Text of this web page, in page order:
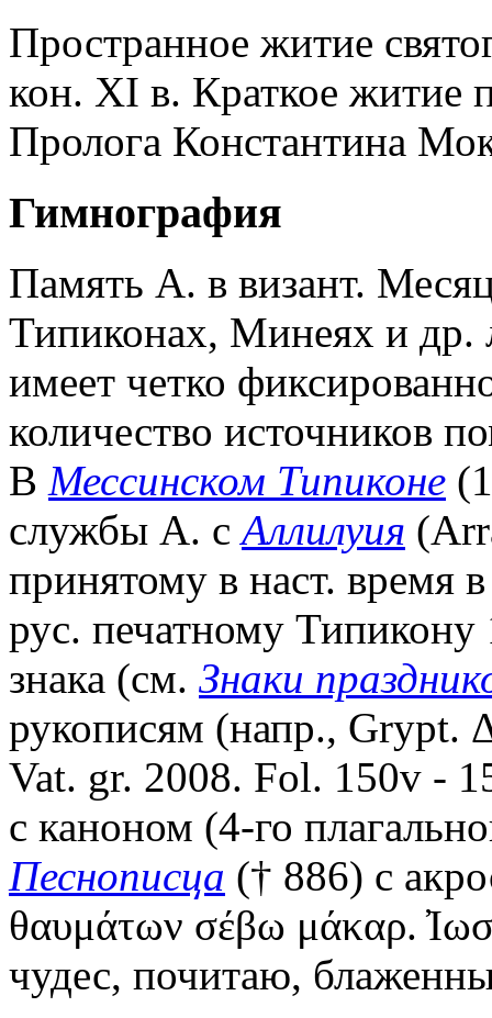
Пространное житие
кон. XI в. Краткое житие
Пролога Константина
Гимнография
Память А. в визант.
Типиконах, Минеях и др.
имеет четко
количество источников
В Мессинском Типиконе
службы А. сАллилуия
принятому в наст. время
рус. печатному
знака (см. Знаки
рукописям (напр.,
Vat. gr. 2008. Fol. 150v -
с каноном (4-го
Песнописца († 886) с
θαυμάτων σέβω μάκαρ.
чудес, почитаю,